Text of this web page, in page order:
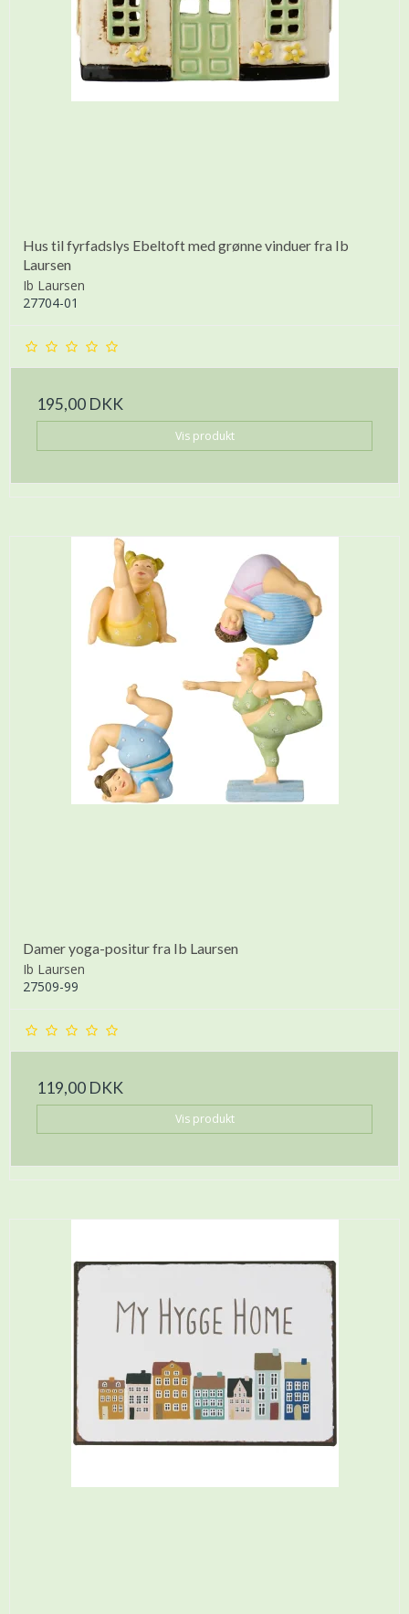
Hus til fyrfadslys Ebeltoft med grønne vinduer fra Ib
Laursen
Ib Laursen
27704-01
195,00 DKK
Vis produkt
Damer yoga-positur fra Ib Laursen
Ib Laursen
27509-99
119,00 DKK
Vis produkt